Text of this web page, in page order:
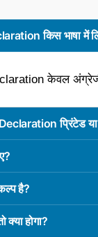
किस भाषा में
केवल अंग्रेजी
प्रिंटेड या
है?
होगा?